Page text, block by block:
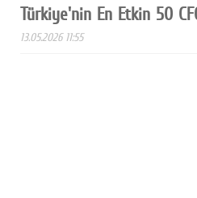
Türkiye'nin En Etkin 50
13.05.2026 11:55